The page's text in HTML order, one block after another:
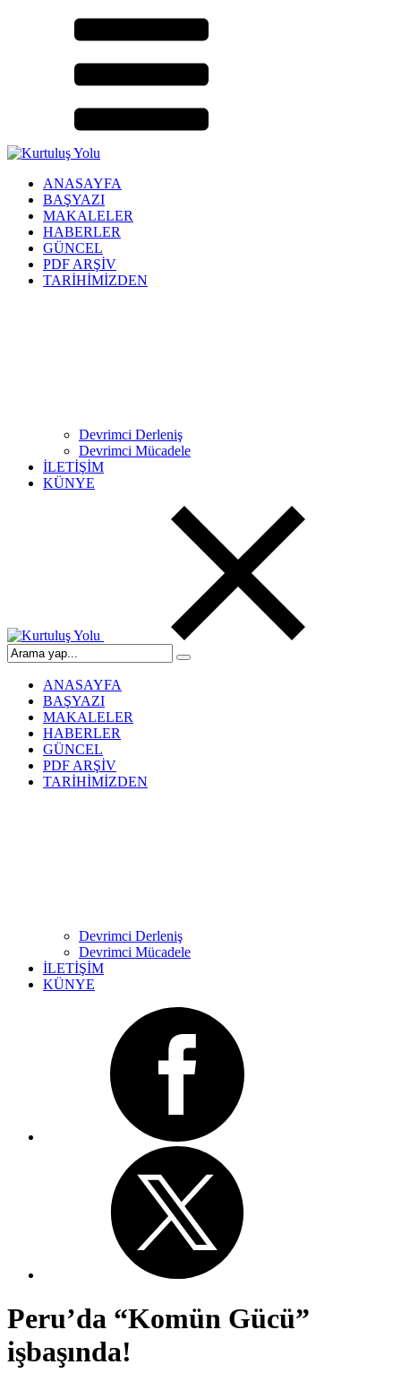
ANASAYFA
BAŞYAZI
MAKALELER
HABERLER
GÜNCEL
PDF ARŞİV
TARİHİMİZDEN
Devrimci Derleniş
Devrimci Mücadele
İLETİŞİM
KÜNYE
ANASAYFA
BAŞYAZI
MAKALELER
HABERLER
GÜNCEL
PDF ARŞİV
TARİHİMİZDEN
Devrimci Derleniş
Devrimci Mücadele
İLETİŞİM
KÜNYE
Peru’da “Komün Gücü”
işbaşında!